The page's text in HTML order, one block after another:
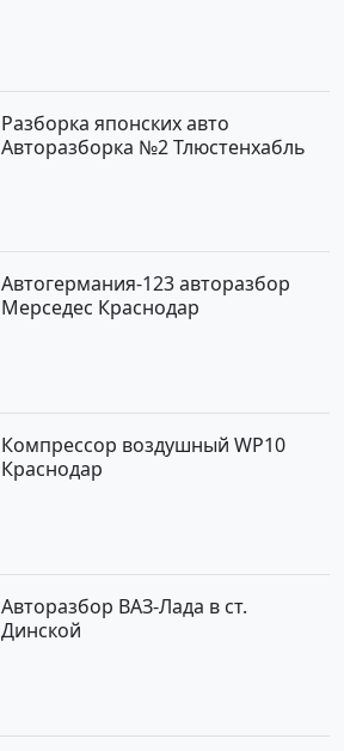
Разборка японских авто
Авторазборка №2 Тлюстенхабль
Автогермания-123 авторазбор
Мерседес Краснодар
Компрессор воздушный WP10
Краснодар
Авторазбор ВАЗ-Лада в ст.
Динской